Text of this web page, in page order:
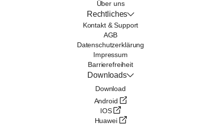
Über uns
Rechtliches
Kontakt & Support
AGB
Datenschutzerklärung
Impressum
Barrierefreiheit
Downloads
Download
Android
IOS
Huawei